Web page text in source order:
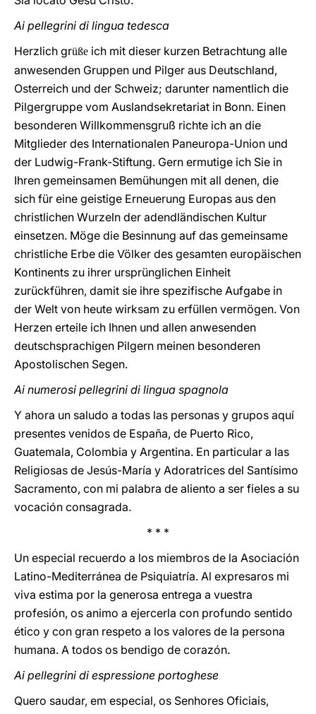
Ai pellegrini di lingua tedesca
Herzlich grüße ich mit dieser kurzen Betrachtung alle
anwesenden Gruppen und Pilger aus Deutschland,
Osterreich und der Schweiz; darunter namentlich die
Pilgergruppe vom Auslandsekretariat in Bonn. Einen
besonderen Willkommensgruß richte ich an die
Mitglieder des Internationalen Paneuropa-Union und
der Ludwig-Frank-Stiftung. Gern ermutige ich Sie in
Ihren gemeinsamen Bemühungen mit all denen, die
sich für eine geistige Erneuerung Europas aus den
christlichen Wurzeln der adendländischen Kultur
einsetzen. Möge die Besinnung auf das gemeinsame
christliche Erbe die Völker des gesamten europäischen
Kontinents zu ihrer ursprünglichen Einheit
zurückführen, damit sie ihre spezifische Aufgabe in
der Welt von heute wirksam zu erfüllen vermögen. Von
Herzen erteile ich Ihnen und allen anwesenden
deutschsprachigen Pilgern meinen besonderen
Apostolischen Segen.
Ai numerosi pellegrini di lingua spagnola
Y ahora un saludo a todas las personas y grupos aquí
presentes venidos de España, de Puerto Rico,
Guatemala, Colombia y Argentina. En particular a las
Religiosas de Jesús-María y Adoratrices del Santísimo
Sacramento, con mi palabra de aliento a ser fieles a su
vocación consagrada.
* * *
Un especial recuerdo a los miembros de la Asociación
Latino-Mediterránea de Psiquiatría. Al expresaros mi
viva estima por la generosa entrega a vuestra
profesión, os animo a ejercerla con profundo sentido
ético y con gran respeto a los valores de la persona
humana. A todos os bendigo de corazón.
Ai pellegrini di espressione portoghese
Quero saudar, em especial, os Senhores Oficiais,